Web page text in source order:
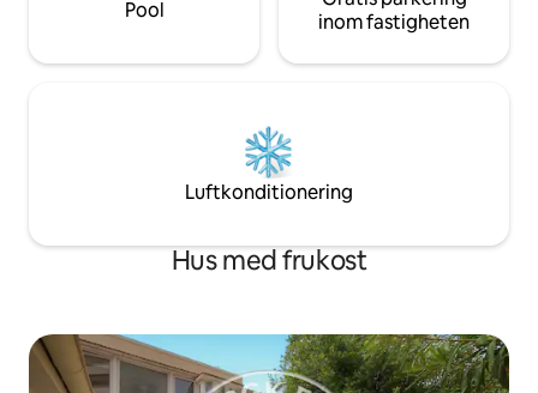
Pool
inom fastigheten
Luftkonditionering
Hus med frukost